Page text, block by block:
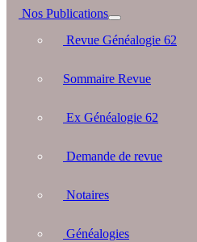
Nos Publications
Revue Généalogie 62
Sommaire Revue
Ex Généalogie 62
Demande de revue
Notaires
Généalogies